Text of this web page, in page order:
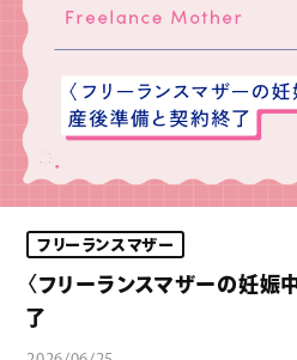
フリーランスマザー
〈フリーランスマザーの妊娠
了